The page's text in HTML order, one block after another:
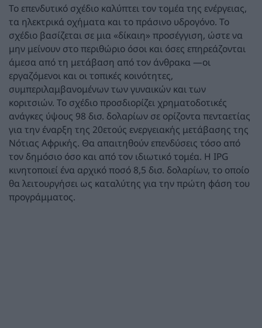
Το επενδυτικό σχέδιο καλύπτει τον τομέα της ενέργειας,
τα ηλεκτρικά οχήματα και το πράσινο υδρογόνο. Το
σχέδιο βασίζεται σε μια «δίκαιη» προσέγγιση, ώστε να
μην μείνουν στο περιθώριο όσοι και όσες επηρεάζονται
άμεσα από τη μετάβαση από τον άνθρακα —οι
εργαζόμενοι και οι τοπικές κοινότητες,
συμπεριλαμβανομένων των γυναικών και των
κοριτσιών. Το σχέδιο προσδιορίζει χρηματοδοτικές
ανάγκες ύψους 98 δισ. δολαρίων σε ορίζοντα πενταετίας
για την έναρξη της 20ετούς ενεργειακής μετάβασης της
Νότιας Αφρικής. Θα απαιτηθούν επενδύσεις τόσο από
τον δημόσιο όσο και από τον ιδιωτικό τομέα. Η IPG
κινητοποιεί ένα αρχικό ποσό 8,5 δισ. δολαρίων, το οποίο
θα λειτουργήσει ως καταλύτης για την πρώτη φάση του
προγράμματος.